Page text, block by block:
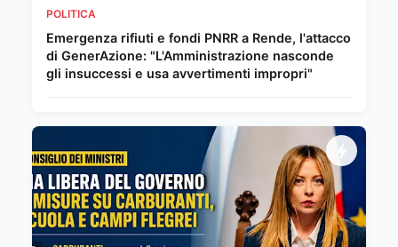
POLITICA
Emergenza rifiuti e fondi PNRR a Rende, l'attacco
di GenerAzione: "L'Amministrazione nasconde
gli insuccessi e usa avvertimenti impropri"